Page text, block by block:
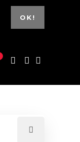
OK!